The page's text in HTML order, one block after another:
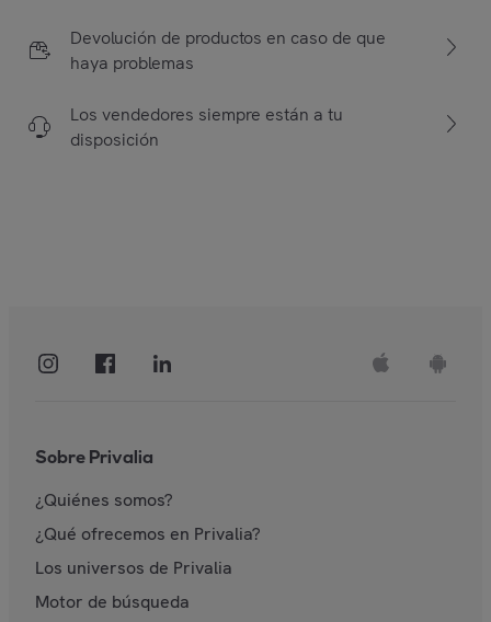
Devolución de productos en caso de que
haya problemas
Los vendedores siempre están a tu
disposición
Sobre Privalia
¿Quiénes somos?
¿Qué ofrecemos en Privalia?
Los universos de Privalia
Motor de búsqueda